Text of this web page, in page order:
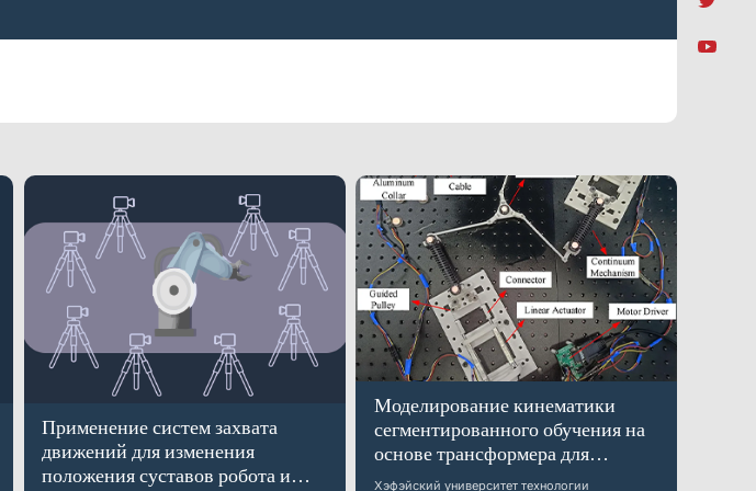
Применение систем захвата
движений для изменения
положения суставов робота и
Моделирование кинематики
сегментированного обучения на
основе трансформера для
робота-манипулятора
Хэфэйский университет технологии